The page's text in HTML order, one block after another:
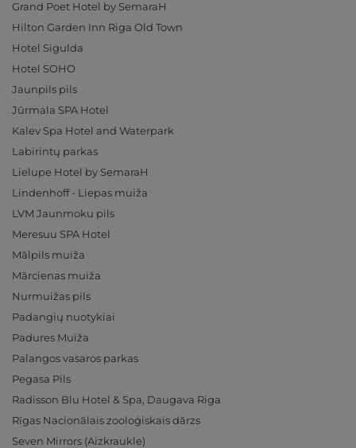
Grand Poet Hotel by SemaraH
Hilton Garden Inn Riga Old Town
Hotel Sigulda
Hotel SOHO
Jaunpils pils
Jūrmala SPA Hotel
Kalev Spa Hotel and Waterpark
Labirintų parkas
Lielupe Hotel by SemaraH
Lindenhoff - Liepas muiža
LVM Jaunmoku pils
Meresuu SPA Hotel
Mālpils muiža
Mārcienas muiža
Nurmuižas pils
Padangių nuotykiai
Padures Muiža
Palangos vasaros parkas
Pegasa Pils
Radisson Blu Hotel & Spa, Daugava Riga
Rīgas Nacionālais zooloģiskais dārzs
Seven Mirrors (Aizkraukle)